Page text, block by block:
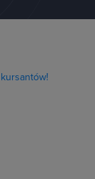
kursantów!